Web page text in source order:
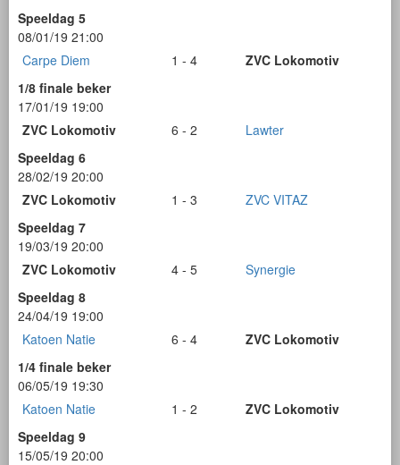
Speeldag 5
08/01/19 21:00
Carpe Diem
1 - 4
ZVC Lokomotiv
1/8 finale beker
17/01/19 19:00
ZVC Lokomotiv
6 - 2
Lawter
Speeldag 6
28/02/19 20:00
ZVC Lokomotiv
1 - 3
ZVC VITAZ
Speeldag 7
19/03/19 20:00
ZVC Lokomotiv
4 - 5
Synergie
Speeldag 8
24/04/19 19:00
Katoen Natie
6 - 4
ZVC Lokomotiv
1/4 finale beker
06/05/19 19:30
Katoen Natie
1 - 2
ZVC Lokomotiv
Speeldag 9
15/05/19 20:00